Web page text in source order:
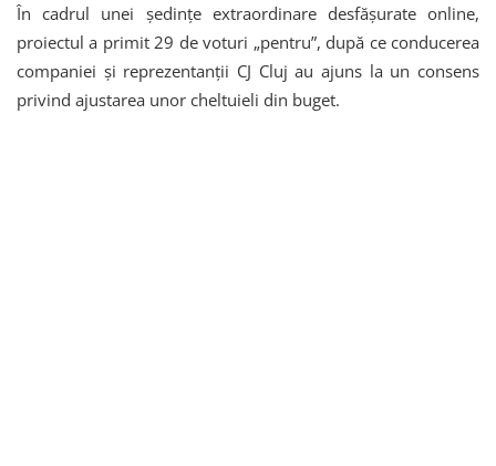
În cadrul unei ședințe extraordinare desfășurate online,
proiectul a primit 29 de voturi „pentru”, după ce conducerea
companiei și reprezentanții CJ Cluj au ajuns la un consens
privind ajustarea unor cheltuieli din buget.